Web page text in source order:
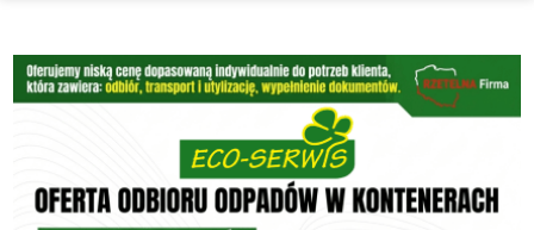
WIADOMOŚCI Z LASU
STUDIO SUPERPORTALU
REDAKCJA
REGULAMIN